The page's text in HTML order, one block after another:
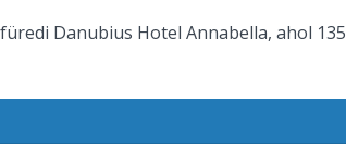
Danubius Hotel Annabella, ahol 135